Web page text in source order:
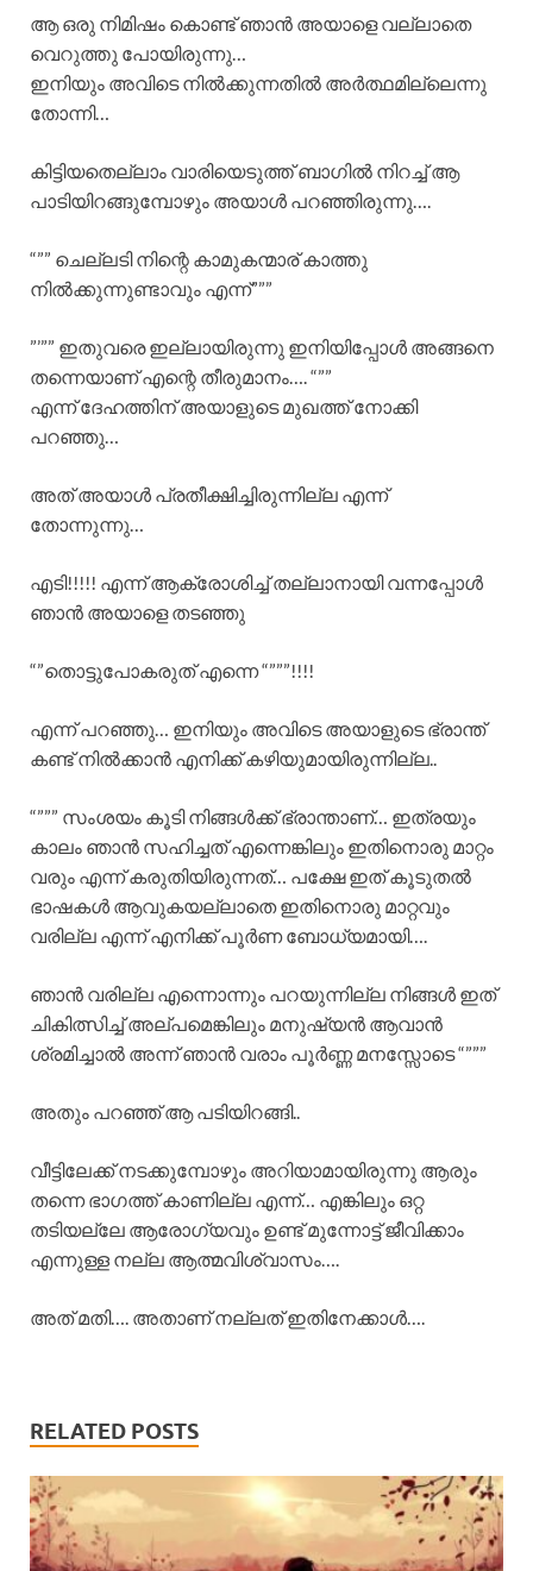
ആ ഒരു നിമിഷം കൊണ്ട് ഞാൻ അയാളെ വല്ലാതെ
വെറുത്തു പോയിരുന്നു…
ഇനിയും അവിടെ നിൽക്കുന്നതിൽ അർത്ഥമില്ലെന്നു
തോന്നി…
കിട്ടിയതെല്ലാം വാരിയെടുത്ത് ബാഗിൽ നിറച്ച് ആ
പാടിയിറങ്ങുമ്പോഴും അയാൾ പറഞ്ഞിരുന്നു….
“”” ചെല്ലടി നിന്റെ കാമുകന്മാര് കാത്തു
നിൽക്കുന്നുണ്ടാവും എന്ന്”””
”’”” ഇതുവരെ ഇല്ലായിരുന്നു ഇനിയിപ്പോൾ അങ്ങനെ
തന്നെയാണ് എന്റെ തീരുമാനം…. “””
എന്ന് ദേഹത്തിന് അയാളുടെ മുഖത്ത് നോക്കി
പറഞ്ഞു…
അത് അയാൾ പ്രതീക്ഷിച്ചിരുന്നില്ല എന്ന്
തോന്നുന്നു…
എടി!!!!! എന്ന് ആക്രോശിച്ച് തല്ലാനായി വന്നപ്പോൾ
ഞാൻ അയാളെ തടഞ്ഞു
“”തൊട്ടുപോകരുത് എന്നെ “”””!!!!
എന്ന് പറഞ്ഞു… ഇനിയും അവിടെ അയാളുടെ ഭ്രാന്ത്
കണ്ട് നിൽക്കാൻ എനിക്ക് കഴിയുമായിരുന്നില്ല..
“””” സംശയം കൂടി നിങ്ങൾക്ക് ഭ്രാന്താണ്… ഇത്രയും
കാലം ഞാൻ സഹിച്ചത് എന്നെങ്കിലും ഇതിനൊരു മാറ്റം
വരും എന്ന് കരുതിയിരുന്നത്… പക്ഷേ ഇത് കൂടുതൽ
ഭാഷകൾ ആവുകയല്ലാതെ ഇതിനൊരു മാറ്റവും
വരില്ല എന്ന് എനിക്ക് പൂർണ ബോധ്യമായി….
ഞാൻ വരില്ല എന്നൊന്നും പറയുന്നില്ല നിങ്ങൾ ഇത്
ചികിത്സിച്ച് അല്പമെങ്കിലും മനുഷ്യൻ ആവാൻ
ശ്രമിച്ചാൽ അന്ന് ഞാൻ വരാം പൂർണ്ണ മനസ്സോടെ “”””
അതും പറഞ്ഞ് ആ പടിയിറങ്ങി..
വീട്ടിലേക്ക് നടക്കുമ്പോഴും അറിയാമായിരുന്നു ആരും
തന്നെ ഭാഗത്ത് കാണില്ല എന്ന്… എങ്കിലും ഒറ്റ
തടിയല്ലേ ആരോഗ്യവും ഉണ്ട് മുന്നോട്ട് ജീവിക്കാം
എന്നുള്ള നല്ല ആത്മവിശ്വാസം….
അത് മതി…. അതാണ് നല്ലത് ഇതിനേക്കാൾ….
RELATED POSTS